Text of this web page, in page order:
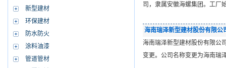
新型建材
环保建材
防水防火
涂料油漆
管道管材
司，隶属安徽海螺集团。工厂
海南瑞泽新型建材股份有限公
海南瑞泽新型建材股份有限公
变更。公司名称变更为海南瑞